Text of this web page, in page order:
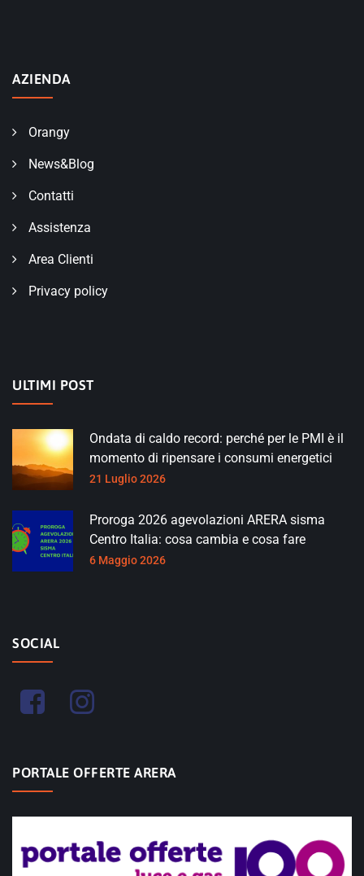
AZIENDA
Orangy
News&Blog
Contatti
Assistenza
Area Clienti
Privacy policy
ULTIMI POST
Ondata di caldo record: perché per le PMI è il
momento di ripensare i consumi energetici
21 Luglio 2026
Proroga 2026 agevolazioni ARERA sisma
Centro Italia: cosa cambia e cosa fare
6 Maggio 2026
SOCIAL
PORTALE OFFERTE ARERA